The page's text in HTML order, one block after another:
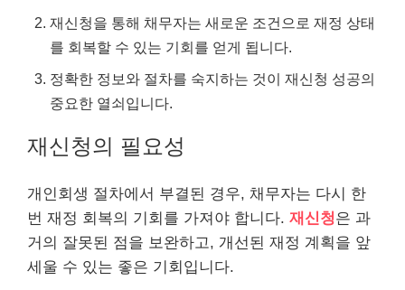
재신청을 통해 채무자는 새로운 조건으로 재정 상태
를 회복할 수 있는 기회를 얻게 됩니다.
정확한 정보와 절차를 숙지하는 것이 재신청 성공의
중요한 열쇠입니다.
재신청의 필요성
개인회생 절차에서 부결된 경우, 채무자는 다시 한
번 재정 회복의 기회를 가져야 합니다. 재신청은 과
거의 잘못된 점을 보완하고, 개선된 재정 계획을 앞
세울 수 있는 좋은 기회입니다.